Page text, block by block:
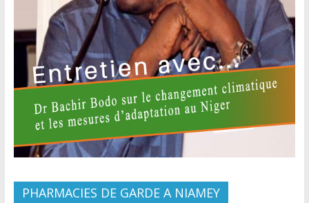
PHARMACIES DE GARDE A NIAMEY